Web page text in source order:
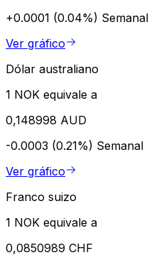
+0.0001 (0.04%) Semanal
Ver gráfico
Dólar australiano
1 NOK equivale a
0,148998 AUD
-0.0003 (0.21%) Semanal
Ver gráfico
Franco suizo
1 NOK equivale a
0,0850989 CHF